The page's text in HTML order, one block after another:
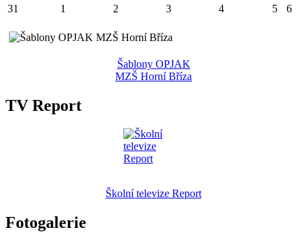
31 1 2 3 4 5 6
Šablony OPJAK
MZŠ Horní Bříza
TV Report
Školní televize Report
Fotogalerie